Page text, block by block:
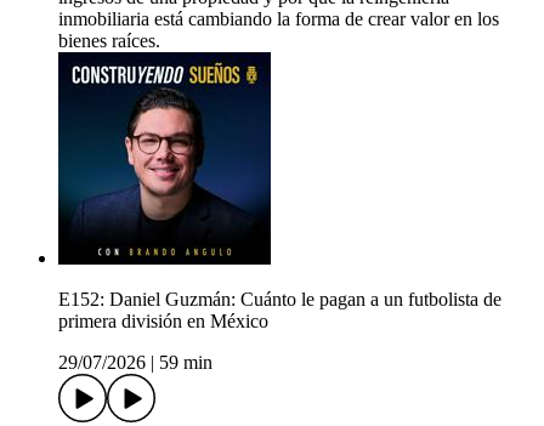
inmobiliaria está cambiando la forma de crear valor en los
bienes raíces.
E152: Daniel Guzmán: Cuánto le pagan a un futbolista de
primera división en México
29/07/2026
59 min